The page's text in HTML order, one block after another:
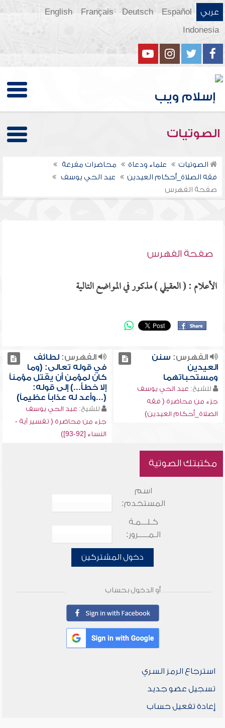
عربي Español
Deutsch
Français
English
Indonesia
الصوتيات
الصوتيات علماء ودعاة
محاضرات مفرغة
فقه الصلاة_أحكام العيدين
عبد الحي يوسف
صفحة الفهرس
صفحة الفهرس
الأعلام : ( العقيلي ) مذكور في المواضع التالية
الفهرس: سنن
العيدين
ومستحباتهما
للشيخ: عبد الحي يوسف
جزء من محاضرة ( فقه
الصلاة_أحكام العيدين)
الفهرس:لطائف
في قوله تعالى: (وما
كان لمؤمن أن يقتل مؤمناً
إلا خطأ...) إلى قوله:
(...وأعد له عذاباً عظيماً)
للشيخ: عبد الحي يوسف
جزء من محاضرة ( تفسير آية -
النساء [92-93])
مكتبتك الصوتية
اسم
المستخدم:
كـلـــمـة
الـمـــــرور:
دخول المشتركين
أو الدخول بحساب
استرجاع الرمز السري
تسجيل عضو جديد
إعادة تفعيل حساب